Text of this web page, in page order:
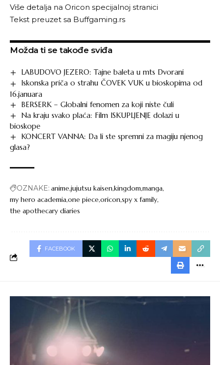
Više detalja na Oricon specijalnoj stranici
Tekst preuzet sa Buffgaming.rs
Možda ti se takođe sviđa
LABUDOVO JEZERO: Tajne baleta u mts Dvorani
Iskonska priča o strahu ČOVEK VUK u bioskopima od
16.januara
BERSERK – Globalni fenomen za koji niste čuli
Na kraju svako plaća: Film ISKUPLJENJE dolazi u
bioskope
KONCERT VANNA: Da li ste spremni za magiju njenog
glasa?
OZNAKE: animejujutsu kaisenkingdommanga
my hero academiaone pieceoriconspy x family
the apothecary diaries
FACEBOOK